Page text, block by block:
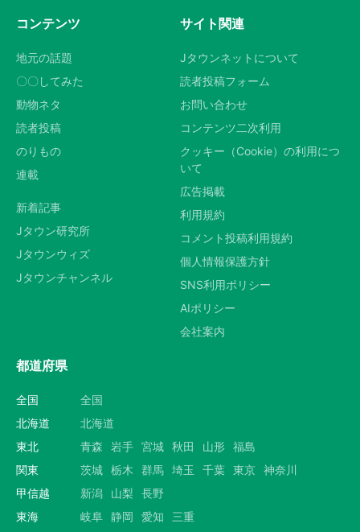
コンテンツ
地元の話題
〇〇してみた
動物ネタ
読者投稿
のりもの
連載
新着記事
Jタウン研究所
Jタウンウィズ
Jタウンチャンネル
サイト関連
Jタウンネットについて
読者投稿フォーム
お問い合わせ
コンテンツ二次利用
クッキー（Cookie）の利用につ
いて
広告掲載
利用規約
コメント投稿利用規約
個人情報保護方針
SNS利用ポリシー
AIポリシー
会社案内
都道府県
全国
全国
北海道
北海道
東北
青森 岩手 宮城 秋田 山形 福島
関東
茨城 栃木 群馬 埼玉 千葉 東京 神奈川
甲信越
新潟 山梨
長野
東海
岐阜 静岡 愛知 三重